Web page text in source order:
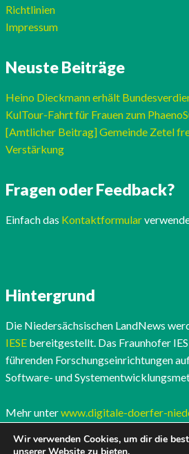
Richtlinien
Impressum
Neuste Beiträge
Heino Dieckmann erhält
KulTour-Fahrt für Frauen zum
[Amtlicher Beitrag] Gemeinde Zetel
Verstärkung
Fragen oder Feedback?
Einfach das Kontaktformular
Hintergrund
Die Niedersächsischen LandNews
IESEbereitgestellt. Das Fraunhofer
führenden Forschungseinrichtungen
Software- und
Mehr unterwww.digitale-doerfer-
Wir verwenden Cookies, um dir die